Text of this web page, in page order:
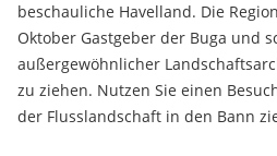
beschauliche Havelland. Die
Oktober Gastgeber der Buga und
außergewöhnlicher
zu ziehen. Nutzen Sie einen
der Flusslandschaft in den Bann